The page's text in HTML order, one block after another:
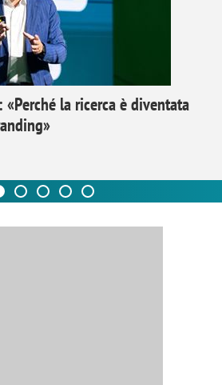
«Perché la ricerca è diventata